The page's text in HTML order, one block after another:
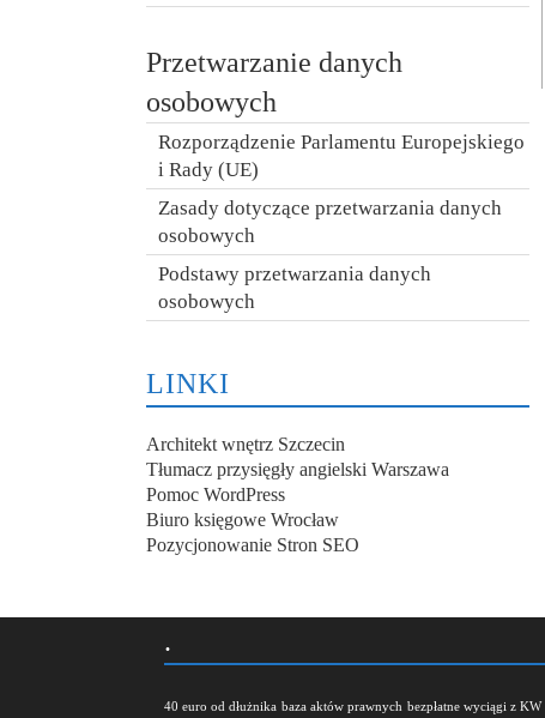
Przetwarzanie danych
osobowych
Rozporządzenie Parlamentu Europejskiego
i Rady (UE)
Zasady dotyczące przetwarzania danych
osobowych
Podstawy przetwarzania danych
osobowych
LINKI
Architekt wnętrz Szczecin
Tłumacz przysięgły angielski Warszawa
Pomoc WordPress
Biuro księgowe Wrocław
Pozycjonowanie Stron SEO
.
40 euro od dłużnika baza aktów prawnych bezpłatne wyciągi z KW